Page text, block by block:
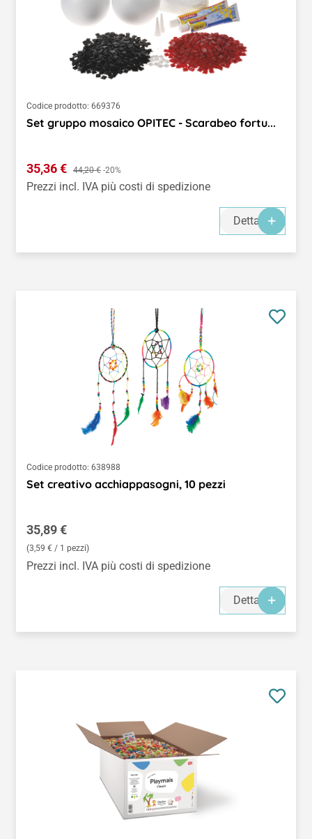
Codice prodotto: 669376
Set gruppo mosaico OPITEC - Scarabeo fortu...
Prezzo di vendita:
35,36 € Prezzo normale:
44,20 € -20%
Prezzi incl. IVA più costi di spedizione
Dettagli
Codice prodotto: 638988
Set creativo acchiappasogni, 10 pezzi
Prezzo normale:
35,89 €
(3,59 € / 1 pezzi)
Prezzi incl. IVA più costi di spedizione
Dettagli